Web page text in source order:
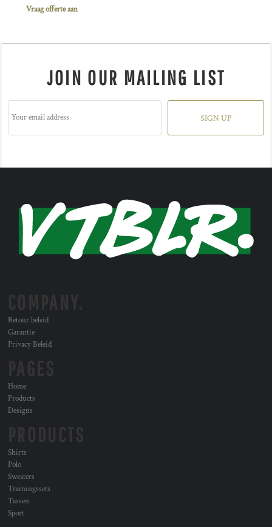
Vraag offerte aan
JOIN OUR MAILING LIST
SIGN UP
Retour beleid
Garantie
Privacy Beleid
Home
Products
Designs
Shirts
Polo
Sweaters
Trainingssets
Tassen
Sport